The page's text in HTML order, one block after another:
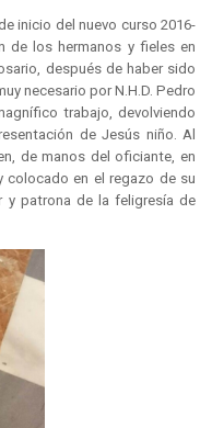
inicio del nuevo curso 2016-
de los hermanos y fieles en
después de haber sido
necesario por N.H.D. Pedro
trabajo, devolviendo
de Jesús niño. Al
de manos del oficiante, en
en el regazo de su
y patrona de la feligresía de